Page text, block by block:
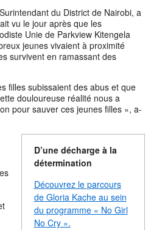
du District de Nairobi, a
vu le jour après que les
Unie de Parkview Kitengela
jeunes vivaient à proximité
survivent en ramassant des
filles subissaient des abus et que
douloureuse réalité nous a
pour sauver ces jeunes filles », a-
D’une décharge à la
détermination
Découvrez le parcours
de Gloria Kache au sein
du programme « No Girl
No Cry ».